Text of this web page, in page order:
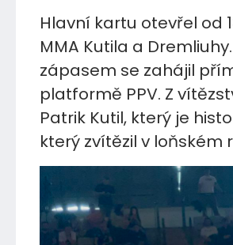
Hlavní kartu otevřel od
MMA Kutila a
zápasem se zahájil
platformě PPV. Z
Patrik Kutil, který je
který zvítězil v loňském